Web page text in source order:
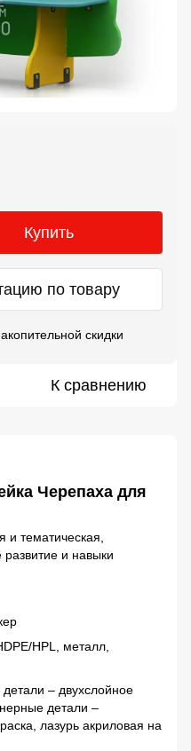
Купить
по товару
скидки
К сравнению
Черепаха для
и тематическая,
и навыки
HPL, металл,
– двухслойное
детали –
лазурь акриловая на